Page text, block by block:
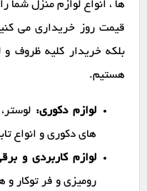
ها ، انواع لوازم منزل شما
قیمت روز خریداری می
بلکه خریدار کلیه ظروف و
هستیم.
لوازم دکوری:
های دکوری و انواع
لوازم کاربردی و
رومیزی و فر توکار و